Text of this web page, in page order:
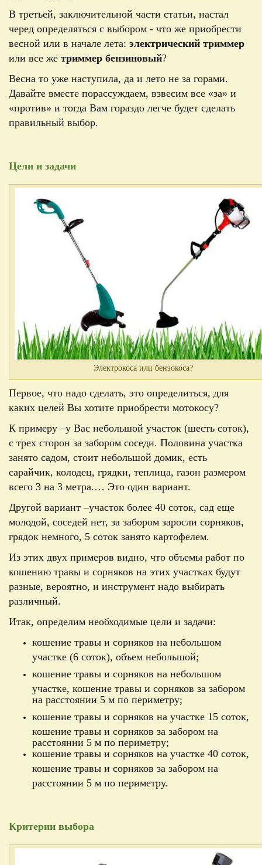
В третьей, заключительной части статьи, настал
черед определяться с выбором - что же приобрести
весной или в начале лета: электрический триммер
или все же триммер бензиновый?
Весна то уже наступила, да и лето не за горами.
Давайте вместе порассуждаем, взвесим все «за» и
«против» и тогда Вам гораздо легче будет сделать
правильный выбор.
Цели и задачи
Электрокоса или бензокоса?
Первое, что надо сделать, это определиться, для
каких целей Вы хотите приобрести мотокосу?
К примеру –у Вас небольшой участок (шесть соток),
с трех сторон за забором соседи. Половина участка
занято садом, стоит небольшой домик, есть
сарайчик, колодец, грядки, теплица, газон размером
всего 3 на 3 метра.… Это один вариант.
Другой вариант –участок более 40 соток, сад еще
молодой, соседей нет, за забором заросли сорняков,
грядок немного, 5 соток занято картофелем.
Из этих двух примеров видно, что объемы работ по
кошению травы и сорняков на этих участках будут
разные, вероятно, и инструмент надо выбирать
различный.
Итак, определим необходимые цели и задачи:
кошение травы и сорняков на небольшом
участке (6 соток), объем небольшой;
кошение травы и сорняков на небольшом
участке, кошение травы и сорняков за забором
на расстоянии 5 м по периметру;
кошение травы и сорняков на участке 15 соток,
кошение травы и сорняков за забором на
расстоянии 5 м по периметру;
кошение травы и сорняков на участке 40 соток,
кошение травы и сорняков за забором на
расстоянии 5 м по периметру.
Критерии выбора